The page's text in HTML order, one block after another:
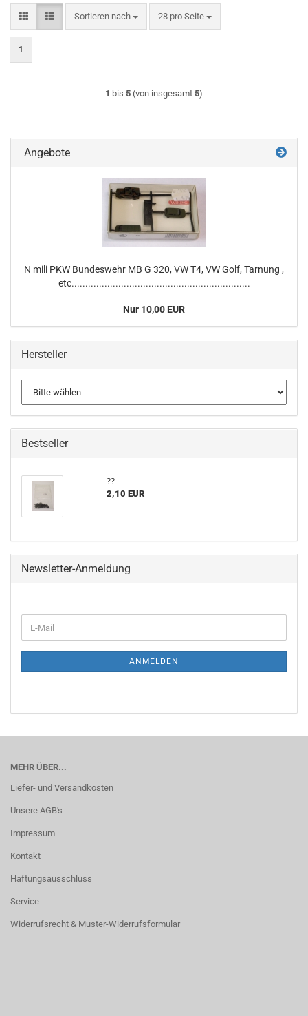
Sortieren nach
Sortieren nach 28 pro Seite
pro Seite
1
1 bis 5 (von insgesamt 5)
Angebote
N mili PKW Bundeswehr MB G 320, VW T4, VW Golf, Tarnung ,
etc.................................................................
Nur 10,00 EUR
Hersteller
Bestseller
??
2,10 EUR
Newsletter-Anmeldung
ZUR
E-
Mail
ANMELDEN
MEHR ÜBER...
Liefer- und Versandkosten
Unsere AGB's
Impressum
Kontakt
Haftungsausschluss
Service
Widerrufsrecht & Muster-Widerrufsformular